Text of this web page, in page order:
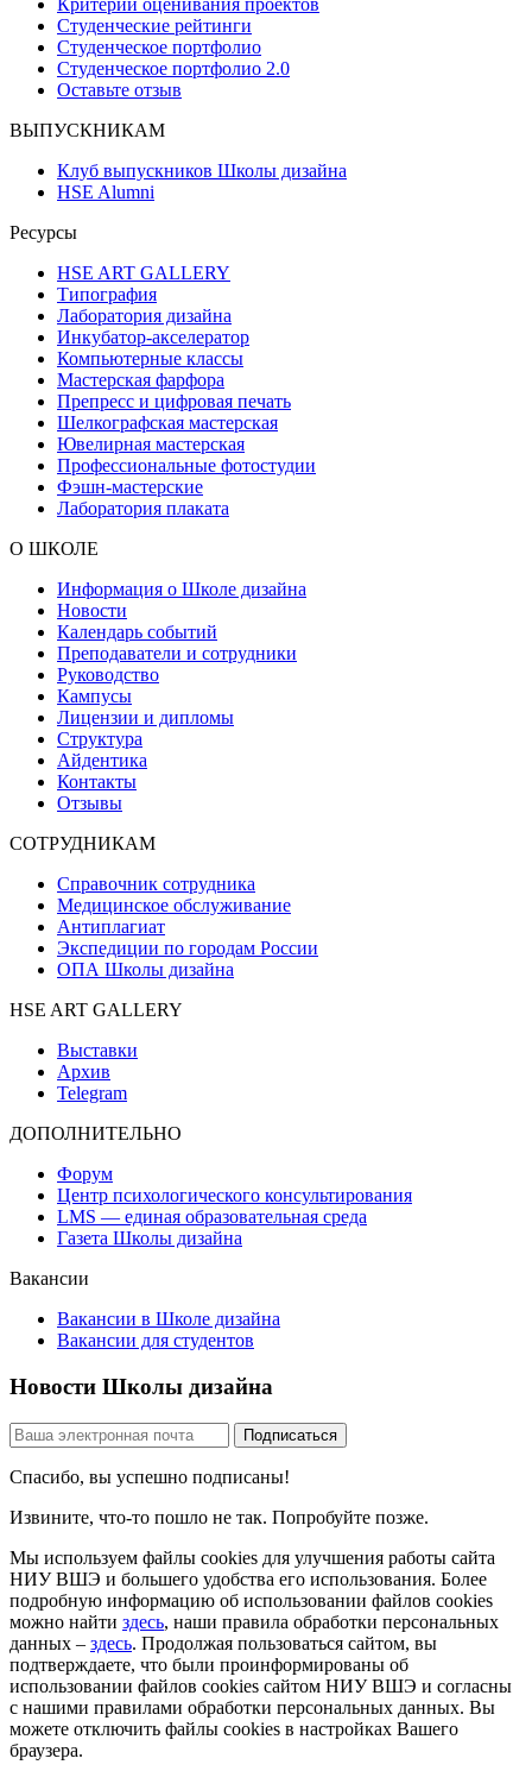
Критерии оценивания проектов
Студенческие рейтинги
Студенческое портфолио
Студенческое портфолио 2.0
Оставьте отзыв
ВЫПУСКНИКАМ
Клуб выпускников Школы дизайна
HSE Alumni
Ресурсы
HSE ART GALLERY
Типография
Лаборатория дизайна
Инкубатор-акселератор
Компьютерные классы
Мастерская фарфора
Препресс и цифровая печать
Шелкографская мастерская
Ювелирная мастерская
Профессиональные фотостудии
Фэшн-мастерские
Лаборатория плаката
О ШКОЛЕ
Информация о Школе дизайна
Новости
Календарь событий
Преподаватели и сотрудники
Руководство
Кампусы
Лицензии и дипломы
Структура
Айдентика
Контакты
Отзывы
СОТРУДНИКАМ
Справочник сотрудника
Медицинское обслуживание
Антиплагиат
Экспедиции по городам России
ОПА Школы дизайна
HSE ART GALLERY
Выставки
Архив
Telegram
ДОПОЛНИТЕЛЬНО
Форум
Центр психологического консультирования
LMS — единая образовательная среда
Газета Школы дизайна
Вакансии
Вакансии в Школе дизайна
Вакансии для студентов
Новости Школы дизайна
Спасибо, вы успешно подписаны!
Извините, что-то пошло не так. Попробуйте позже.
Мы используем файлы cookies для улучшения работы сайта
НИУ ВШЭ и большего удобства его использования. Более
подробную информацию об использовании файлов cookies
можно найти здесь, наши правила обработки персональных
данных – здесь. Продолжая пользоваться сайтом, вы
подтверждаете, что были проинформированы об
использовании файлов cookies сайтом НИУ ВШЭ и согласны
с нашими правилами обработки персональных данных. Вы
можете отключить файлы cookies в настройках Вашего
браузера.